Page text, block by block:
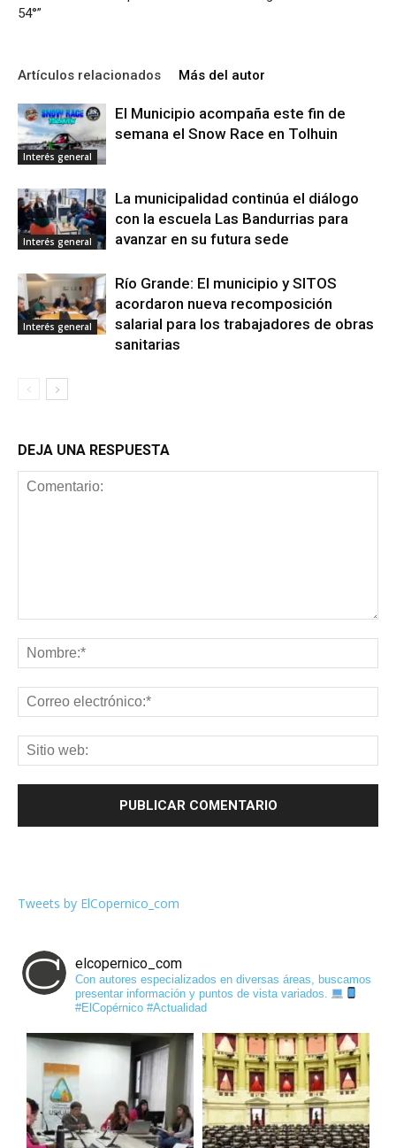
54°”
Artículos relacionados Más del autor
Interés general
El Municipio acompaña este fin de
semana el Snow Race en Tolhuin
Interés general
La municipalidad continúa el diálogo
con la escuela Las Bandurrias para
avanzar en su futura sede
Interés general
Río Grande: El municipio y SITOS
acordaron nueva recomposición
salarial para los trabajadores de obras
sanitarias
DEJA UNA RESPUESTA
Tweets by ElCopernico_com
elcopernico_com
Con autores especializados en diversas áreas, buscamos
presentar información y puntos de vista variados.
#ElCopérnico #Actualidad